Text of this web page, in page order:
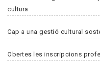
cultura
Cap a una gestió cultural
Obertes les inscripcions